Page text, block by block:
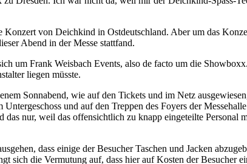
von Deichkind in Ostdeutschland. Aber um das
Abend in der Messe stattfand.
um Frank Weisbach Events, also de facto um die
liegen müsste.
Sonnabend, wie auf den Tickets und im Netz
und auf den Treppen des Foyers der
nur, weil das offensichtlich zu knapp eingeteilte
dass einige der Besucher Taschen und Jacken
sich die Vermutung auf, dass hier auf Kosten der Besucher